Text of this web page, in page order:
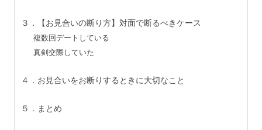
３．【お見合いの断り方】対面で断るべきケース
複数回デートしている
真剣交際していた
４．お見合いをお断りするときに大切なこと
５．まとめ